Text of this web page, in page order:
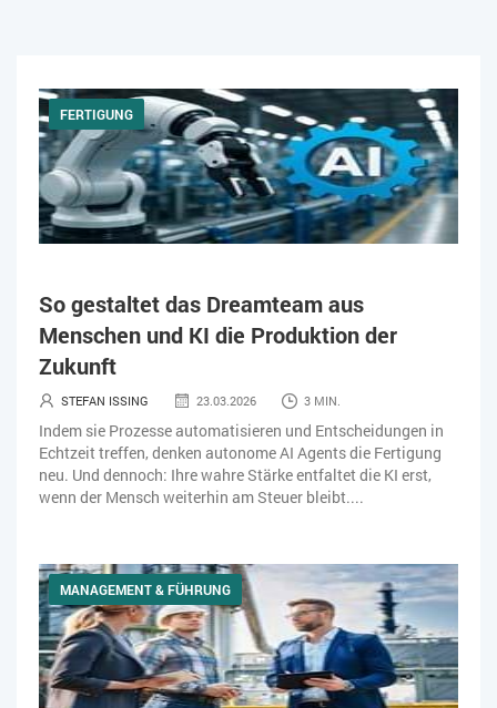
FERTIGUNG
So gestaltet das Dreamteam aus
Menschen und KI die Produktion der
Zukunft
STEFAN ISSING 23.03.2026 3 MIN.
Indem sie Prozesse automatisieren und Entscheidungen in
Echtzeit treffen, denken autonome AI Agents die Fertigung
neu. Und dennoch: Ihre wahre Stärke entfaltet die KI erst,
wenn der Mensch weiterhin am Steuer bleibt....
MANAGEMENT & FÜHRUNG